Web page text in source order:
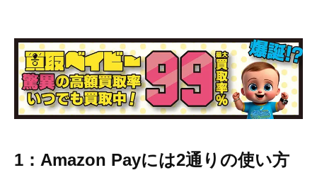
1：Amazon Payには2通りの使い方